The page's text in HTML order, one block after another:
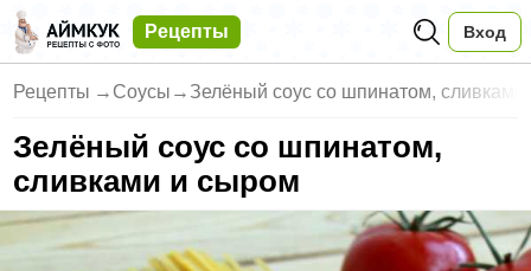
Рецепты Вход
Рецепты → Соусы → Зелёный соус со шпинатом,
Зелёный соус со шпинатом,
сливками и сыром